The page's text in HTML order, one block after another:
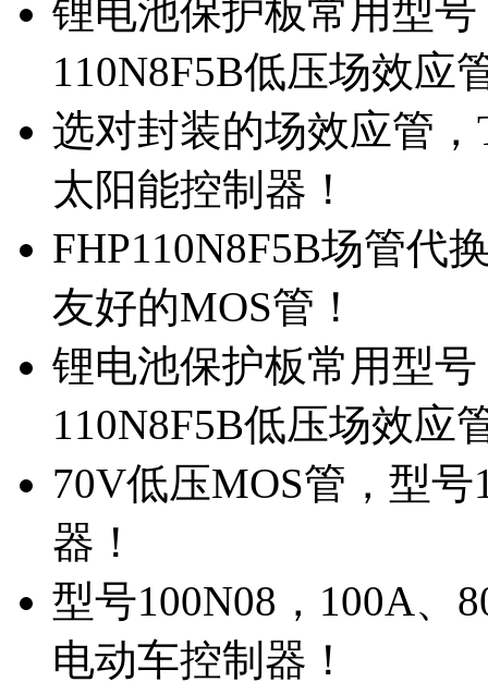
锂电池保护板常用型
110N8F5B低压场效应
选对封装的场效应管
太阳能控制器！
FHP110N8F5B场管代
友好的MOS管！
锂电池保护板常用型
110N8F5B低压场效应
70V低压MOS管，型
器！
型号100N08，100A、
电动车控制器！